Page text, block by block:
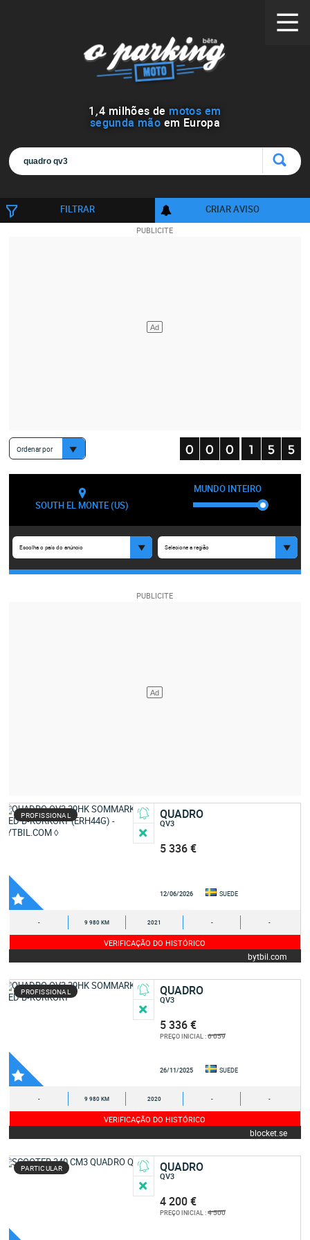
1 ,4 milhões de motos em
segunda mão em Europa
FILTRAR CRIAR AVISO
Ordenar por
SOUTH EL MONTE (US)
MUNDO INTEIRO
Escolha o país do anúncio Selecione a região
PROFISSIONAL QUADRO
QV3
5 336 €
12/06/2026 SUEDE
- 9 980 KM 2021 - -
VERIFICAÇÃO DO HISTÓRICO
bytbil.com
PROFISSIONAL QUADRO
QV3
5 336 €
PREÇO INICIAL :6 059
26/11/2025 SUEDE
- 9 980 KM 2020 - -
VERIFICAÇÃO DO HISTÓRICO
blocket.se
PARTICULAR QUADRO
QV3
4 200 €
PREÇO INICIAL :4 500